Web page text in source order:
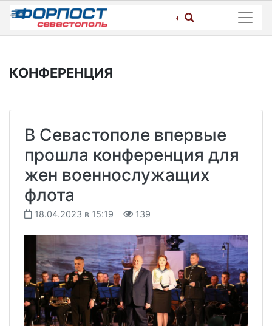
Skip
content
КОНФЕРЕНЦИЯ
В Севастополе впервые
прошла конференция для
жен военнослужащих
флота
18.04.2023 в 15:19 139